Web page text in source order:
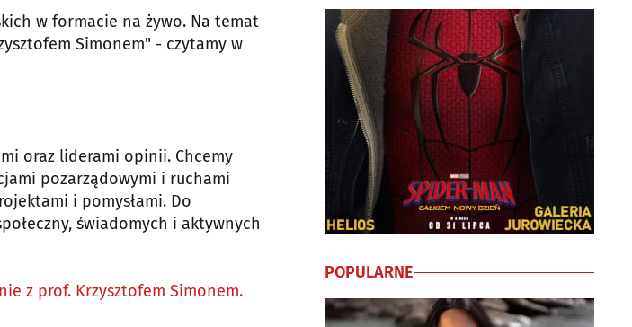
w formacie na żywo. Na temat
Simonem" - czytamy w
oraz liderami opinii. Chcemy
pozarządowymi i ruchami
i pomysłami. Do
świadomych i aktywnych
z prof. Krzysztofem Simonem.
POPULARNE